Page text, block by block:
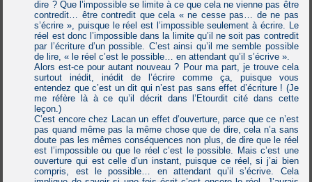
dire ? Que l’impossible se limite à ce que cela ne vienne pas être
contredit… être contredit que cela « ne cesse pas… de ne pas
s’écrire », puisque le réel est l’impossible seulement à écrire. Le
réel est donc l’impossible dans la limite qu’il ne soit pas contredit
par l’écriture d’un possible. C’est ainsi qu’il me semble possible
de lire, « le réel c’est le possible… en attendant qu’il s’écrive ».
Alors est-ce pour autant nouveau ? Pour ma part, je trouve cela
surtout inédit, inédit de l’écrire comme ça, puisque vous
entendez que c’est un dit qui n’est pas sans effet d’écriture ! (Je
me réfère là à ce qu’il décrit dans l’Etourdit cité dans cette
leçon.)
C’est encore chez Lacan un effet d’ouverture, parce que ce n’est
pas quand même pas la même chose que de dire, cela n’a sans
doute pas les mêmes conséquences non plus, de dire que le réel
est l’impossible ou que le réel c’est le possible. Mais c’est une
ouverture qui est celle d’un instant, puisque ce réel, si j’ai bien
compris, est le possible… en attendant qu’il s’écrive. Cela